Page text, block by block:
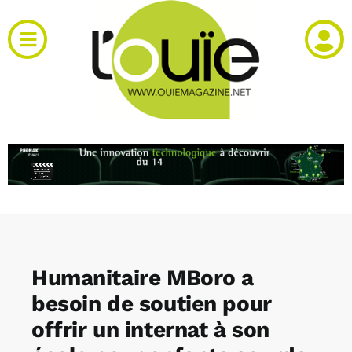
au
contenu
Toggle
Navigation
RH et emploi
Agenda
Kiosque
Humanitaire MBoro a
besoin de soutien pour
offrir un internat à son